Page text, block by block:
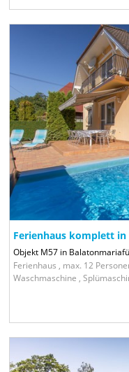
Ferienhaus komplett in
Objekt M57 in
Ferienhaus , max. 12
Waschmaschine ,